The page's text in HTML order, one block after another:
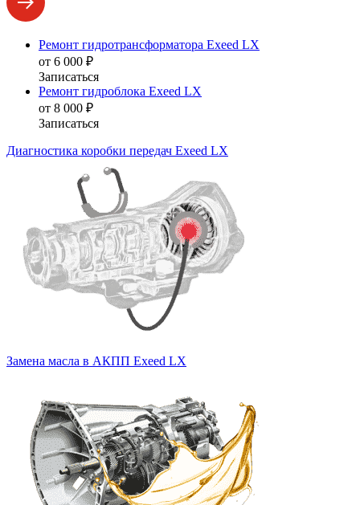
Ремонт гидротрансформатора Exeed LX
от 6 000 ₽
Записаться
Ремонт гидроблока Exeed LX
от 8 000 ₽
Записаться
Диагностика коробки передач Exeed LX
Замена масла в АКПП Exeed LX